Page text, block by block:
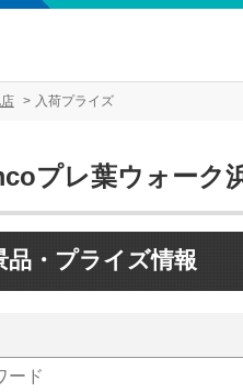
入荷プライズ
プレ葉ウォーク
品・プライズ情報